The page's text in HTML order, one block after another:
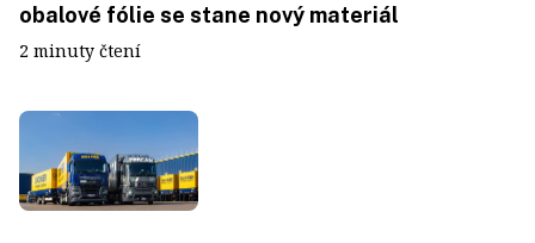
obalové fólie se stane nový materiál
2 minuty čtení